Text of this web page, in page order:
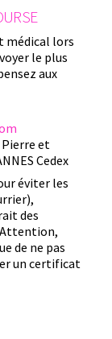
médical lors
le plus
aux
Pierre et
Cedex
éviter les
des
Attention,
de ne pas
un certificat